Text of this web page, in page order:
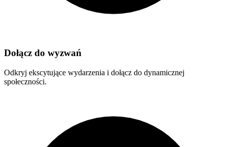
Dołącz do wyzwań
Odkryj ekscytujące wydarzenia i dołącz do dynamicznej
społeczności.